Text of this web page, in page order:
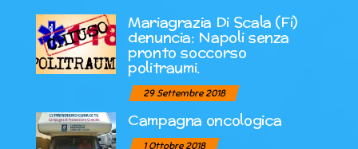
Mariagrazia Di Scala (Fi)
denuncia: Napoli senza
pronto soccorso
politraumi.
29 Settembre 2018
Campagna oncologica
1 Ottobre 2018